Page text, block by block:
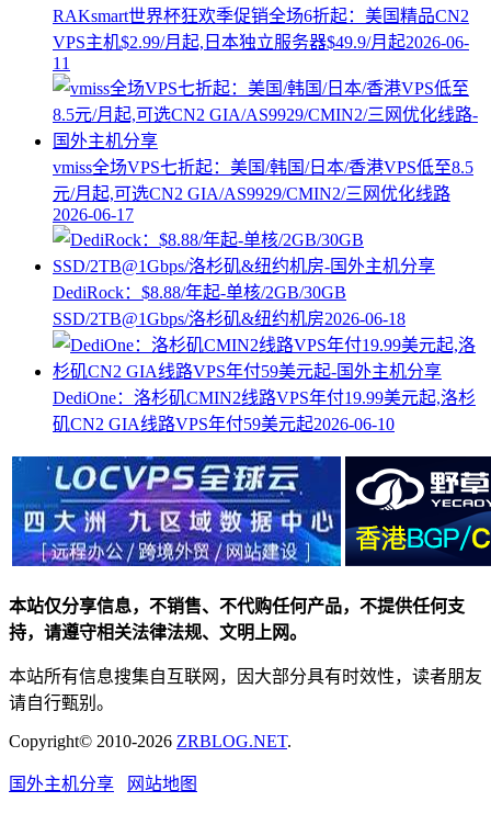
RAKsmart世界杯狂欢季促销全场6折起：美国精品CN2
VPS主机$2.99/月起,日本独立服务器$49.9/月起2026-06-
11
vmiss全场VPS七折起：美国/韩国/日本/香港VPS低至8.5
元/月起,可选CN2 GIA/AS9929/CMIN2/三网优化线路
2026-06-17
DediRock：$8.88/年起-单核/2GB/30GB
SSD/2TB@1Gbps/洛杉矶&纽约机房2026-06-18
DediOne：洛杉矶CMIN2线路VPS年付19.99美元起,洛杉
矶CN2 GIA线路VPS年付59美元起2026-06-10
本站仅分享信息，不销售、不代购任何产品，不提供任何支
持，请遵守相关法律法规、文明上网。
本站所有信息搜集自互联网，因大部分具有时效性，读者朋友
请自行甄别。
Copyright© 2010-2026 ZRBLOG.NET.
国外主机分享 网站地图